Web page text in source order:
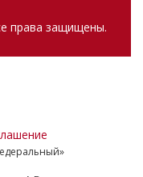
права защищены.